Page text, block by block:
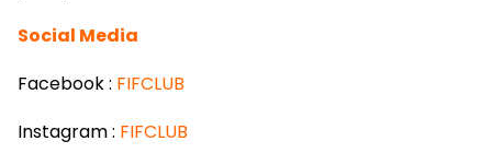
Social Media
Facebook : FIFCLUB
Instagram : FIFCLUB